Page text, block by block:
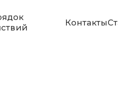
Контакты